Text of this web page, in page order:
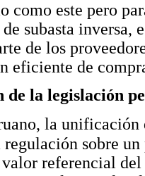
como este pero
subasta inversa,
de los
eficiente de
de la legislación
la
sobre
referencial